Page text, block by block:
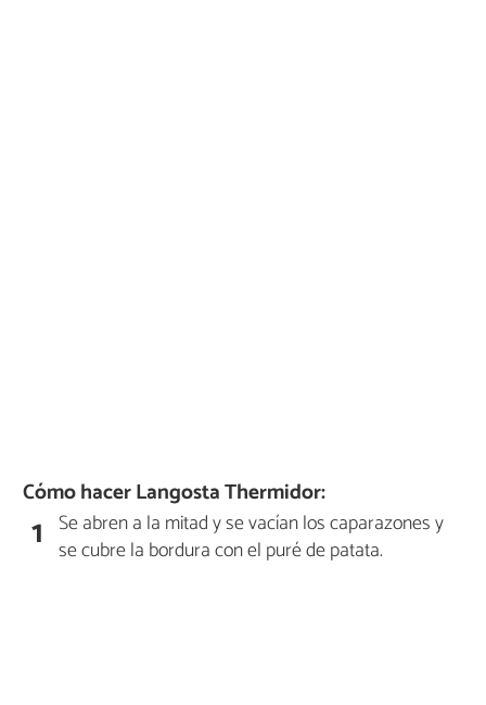
Cómo hacer Langosta Thermidor:
1 Se abren a la mitad y se vacían los caparazones y
se cubre la bordura con el puré de patata.